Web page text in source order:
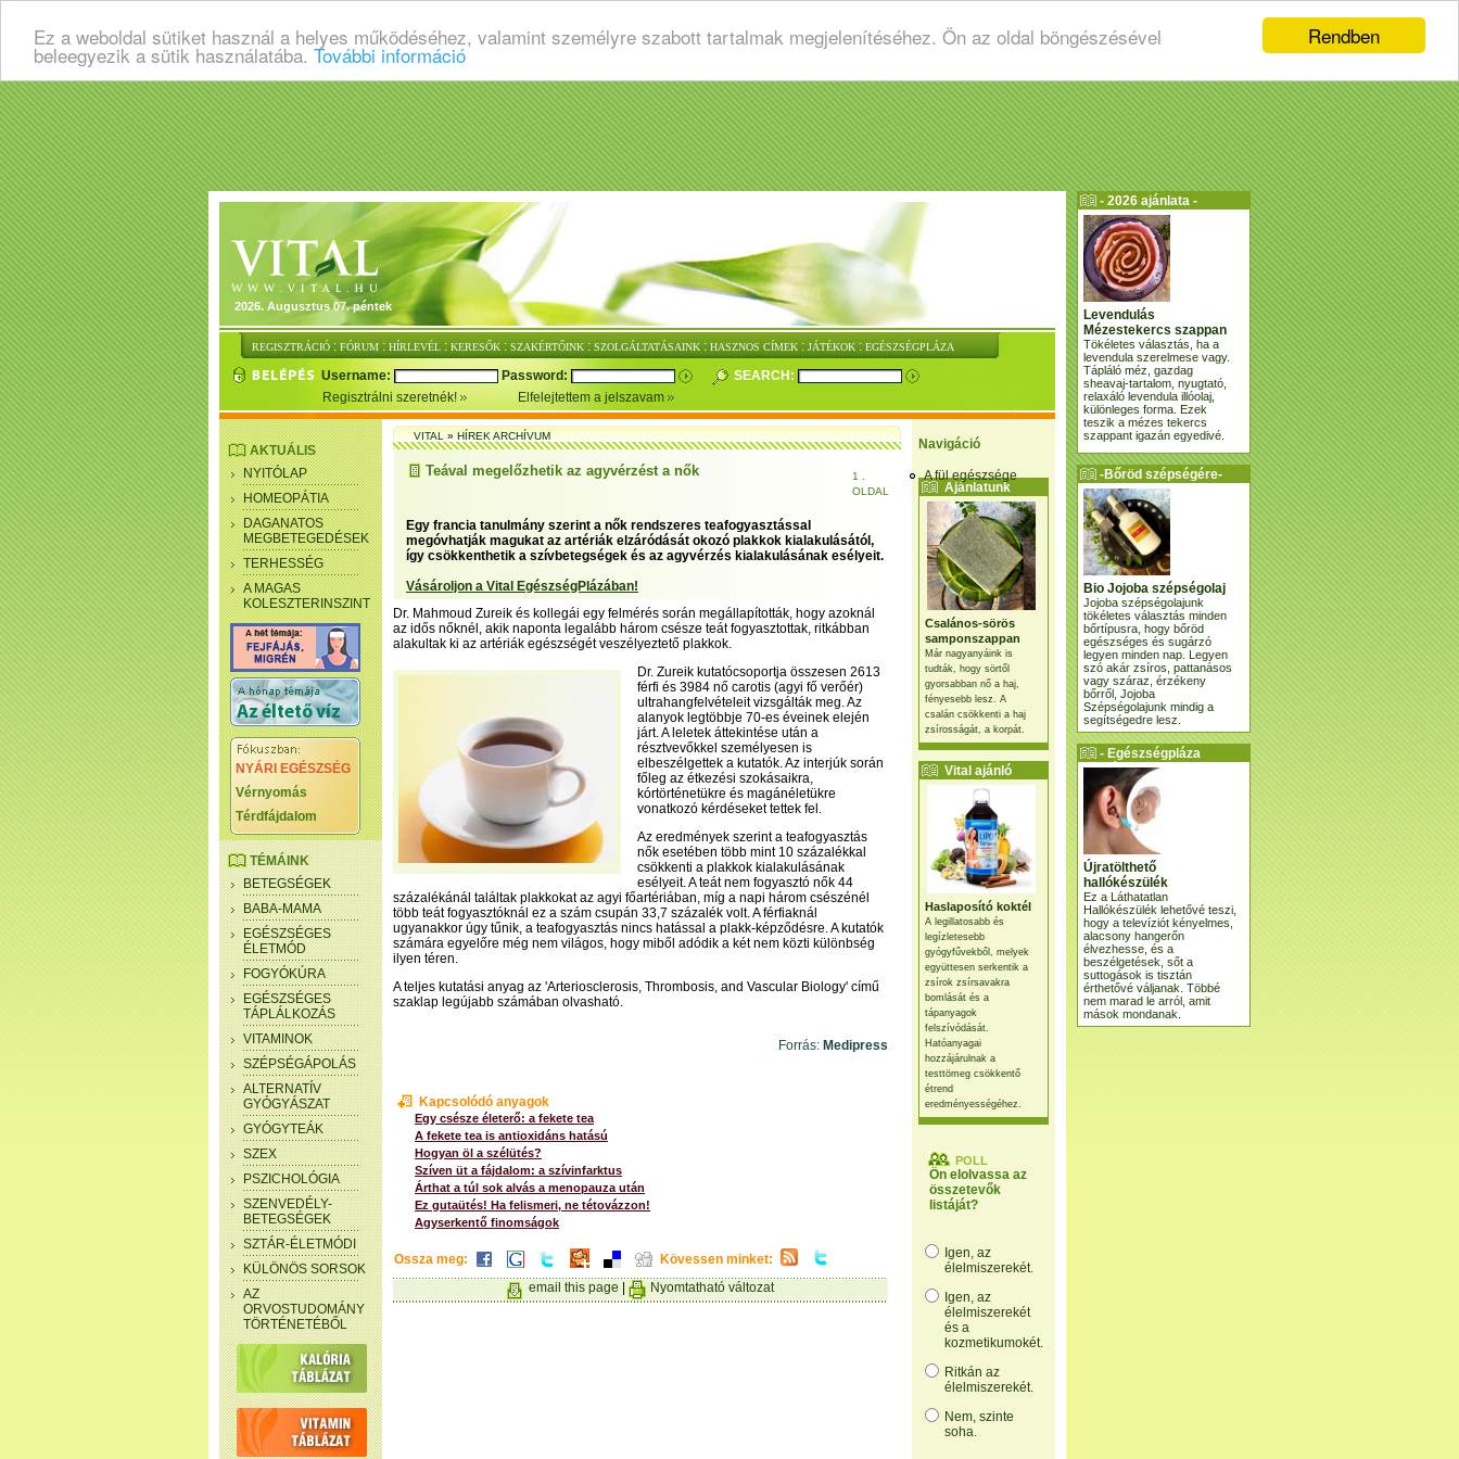
Rendben
Ez a weboldal sütiket használ a helyes működéséhez, valamint személyre szabott tartalmak megjelenítéséhez. Ön az oldal böngészésével
beleegyezik a sütik használatába. További információ
2026. Augusztus 07. péntek
REGISZTRÁCIÓ : FÓRUM : HÍRLEVÉL : KERESŐK : SZAKÉRTŐINK : SZOLGÁLTATÁSAINK : HASZNOS CÍMEK : JÁTÉKOK : EGÉSZSÉGPLÁZA
Username: Password:
SEARCH:
Regisztrálni szeretnék!
Elfelejtettem a jelszavam
Navigáció
A fül egészsége
Ajánlatunk
Csalános-sörös
samponszappan
Már nagyanyáink is
tudták, hogy sörtől
gyorsabban nő a haj,
fényesebb lesz. A
csalán csökkenti a haj
zsírosságát, a korpát.
Vital ajánló
Haslaposító koktél
A legillatosabb és
legízletesebb
gyógyfűvekből, melyek
együttesen serkentik a
zsírok zsírsavakra
bomlását és a
tápanyagok
felszívódását.
Hatóanyagai
hozzájárulnak a
testtömeg csökkentő
étrend
eredményességéhez.
POLL
Ön elolvassa az
összetevők
listáját?
Igen, az
élelmiszerekét.
Igen, az
élelmiszerekét
és a
kozmetikumokét.
Ritkán az
élelmiszerekét.
Nem, szinte
soha.
AKTUÁLIS
NYITÓLAP
HOMEOPÁTIA
DAGANATOS
MEGBETEGEDÉSEK
TERHESSÉG
A MAGAS
KOLESZTERINSZINT
NYÁRI EGÉSZSÉG
Vérnyomás
Térdfájdalom
TÉMÁINK
BETEGSÉGEK
BABA-MAMA
EGÉSZSÉGES
ÉLETMÓD
FOGYÓKÚRA
EGÉSZSÉGES
TÁPLÁLKOZÁS
VITAMINOK
SZÉPSÉGÁPOLÁS
ALTERNATÍV
GYÓGYÁSZAT
GYÓGYTEÁK
SZEX
PSZICHOLÓGIA
SZENVEDÉLY-
BETEGSÉGEK
SZTÁR-ÉLETMÓDI
KÜLÖNÖS SORSOK
AZ
ORVOSTUDOMÁNY
TÖRTÉNETÉBŐL
VITAL»HÍREK ARCHÍVUM
Teával megelőzhetik az agyvérzést a nők
1 .
OLDAL
Egy francia tanulmány szerint a nők rendszeres teafogyasztással
megóvhatják magukat az artériák elzáródását okozó plakkok kialakulásától,
így csökkenthetik a szívbetegségek és az agyvérzés kialakulásának esélyeit.
Vásároljon a Vital EgészségPlázában!
Dr. Mahmoud Zureik és kollegái egy felmérés során megállapították, hogy azoknál
az idős nőknél, akik naponta legalább három csésze teát fogyasztottak, ritkábban
alakultak ki az artériák egészségét veszélyeztető plakkok.
Dr. Zureik kutatócsoportja összesen 2613
férfi és 3984 nő carotis (agyi fő verőér)
ultrahangfelvételeit vizsgálták meg. Az
alanyok legtöbbje 70-es éveinek elején
járt. A leletek áttekintése után a
résztvevőkkel személyesen is
elbeszélgettek a kutatók. Az interjúk során
főleg az étkezési szokásaikra,
kórtörténetükre és magánéletükre
vonatkozó kérdéseket tettek fel.
Az eredmények szerint a teafogyasztás
nők esetében több mint 10 százalékkal
csökkenti a plakkok kialakulásának
esélyeit. A teát nem fogyasztó nők 44
százalékánál találtak plakkokat az agyi főartériában, míg a napi három csészénél
több teát fogyasztóknál ez a szám csupán 33,7 százalék volt. A férfiaknál
ugyanakkor úgy tűnik, a teafogyasztás nincs hatással a plakk-képződésre. A kutatók
számára egyelőre még nem világos, hogy miből adódik a két nem közti különbség
ilyen téren.
A teljes kutatási anyag az 'Arteriosclerosis, Thrombosis, and Vascular Biology' című
szaklap legújabb számában olvasható.
Forrás: Medipress
Kapcsolódó anyagok
Egy csésze életerő: a fekete tea
A fekete tea is antioxidáns hatású
Hogyan öl a szélütés?
Szíven üt a fájdalom: a szívinfarktus
Árthat a túl sok alvás a menopauza után
Ez gutaütés! Ha felismeri, ne tétovázzon!
Agyserkentő finomságok
Ossza meg:
Kövessen minket:
email this page
Nyomtatható változat
- 2026 ajánlata -
Levendulás
Mézestekercs szappan
Tökéletes választás, ha a
levendula szerelmese vagy.
Tápláló méz, gazdag
sheavaj-tartalom, nyugtató,
relaxáló levendula illóolaj,
különleges forma. Ezek
teszik a mézes tekercs
szappant igazán egyedivé.
-Bőröd szépségére-
Bio Jojoba szépségolaj
Jojoba szépségolajunk
tökéletes választás minden
bőrtípusra, hogy bőröd
egészséges és sugárzó
legyen minden nap. Legyen
szó akár zsíros, pattanásos
vagy száraz, érzékeny
bőrről, Jojoba
Szépségolajunk mindig a
segítségedre lesz.
- Egészségpláza
ajánlatunk -
Újratölthető
hallókészülék
Ez a Láthatatlan
Hallókészülék lehetővé teszi,
hogy a televíziót kényelmes,
alacsony hangerőn
élvezhesse, és a
beszélgetések, sőt a
suttogások is tisztán
érthetővé váljanak. Többé
nem marad le arról, amit
mások mondanak.